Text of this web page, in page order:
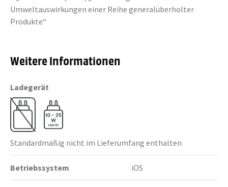
Umweltauswirkungen einer Reihe generalüberholter
Produkte“
Weitere Informationen
Ladegerät
Standardmäßig nicht im Lieferumfang enthalten
Betriebssystem iOS